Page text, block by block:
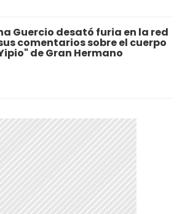
Guercio desató furia en la red
comentarios sobre el cuerpo
de Gran Hermano